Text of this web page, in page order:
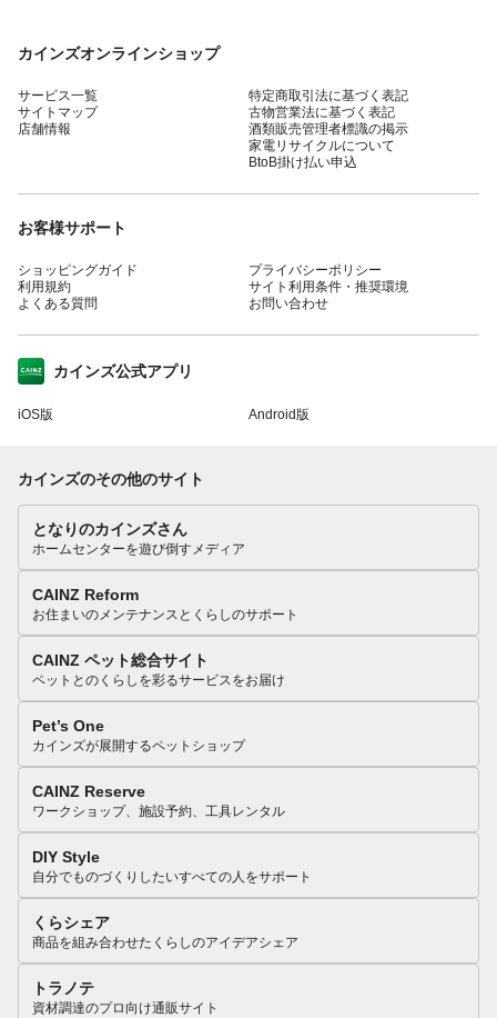
カインズオンラインショップ
サービス一覧
サイトマップ
店舗情報
特定商取引法に基づく表記
古物営業法に基づく表記
酒類販売管理者標識の掲示
家電リサイクルについて
BtoB掛け払い申込
お客様サポート
ショッピングガイド
利用規約
よくある質問
プライバシーポリシー
サイト利用条件・推奨環境
お問い合わせ
カインズ公式アプリ
iOS版 Android版
カインズのその他のサイト
となりのカインズさん
ホームセンターを遊び倒すメディア
CAINZ Reform
お住まいのメンテナンスとくらしのサポート
CAINZ ペット総合サイト
ペットとのくらしを彩るサービスをお届け
Pet’s One
カインズが展開するペットショップ
CAINZ Reserve
ワークショップ、施設予約、工具レンタル
DIY Style
自分でものづくりしたいすべての人をサポート
くらシェア
商品を組み合わせたくらしのアイデアシェア
トラノテ
資材調達のプロ向け通販サイト